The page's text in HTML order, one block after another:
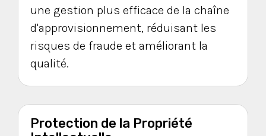
une gestion plus efficace de la chaîne
d'approvisionnement, réduisant les
risques de fraude et améliorant la
qualité.
Protection de la Propriété